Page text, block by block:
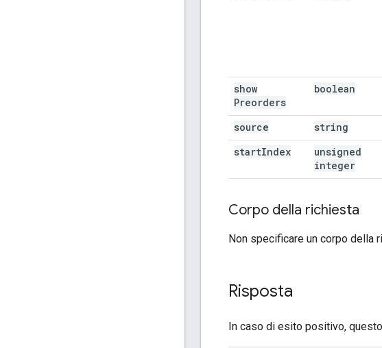
show
Preorders
boolean
source string
startIndex
unsigned
integer
Corpo della richiesta
Non specificare un corpo della
Risposta
In caso di esito positivo,